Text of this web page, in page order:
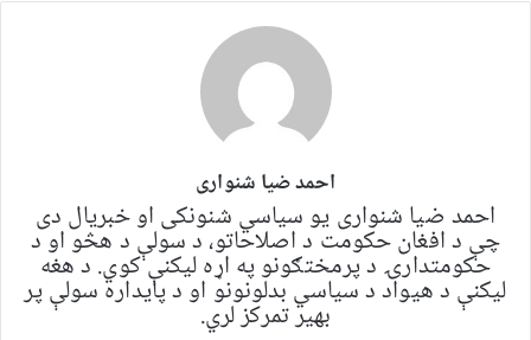
احمد ضیا شنواری
احمد ضیا شنواری یو سياسي شنونکی او خبریال دی
چې د افغان حکومت د اصلاحاتو، د سولې د هڅو او د
حکومتدارۍ د پرمختګونو په اړه لیکنې کوي. د هغه
لیکنې د هیواد د سیاسي بدلونونو او د پایداره سولې پر
بهیر تمرکز لري.